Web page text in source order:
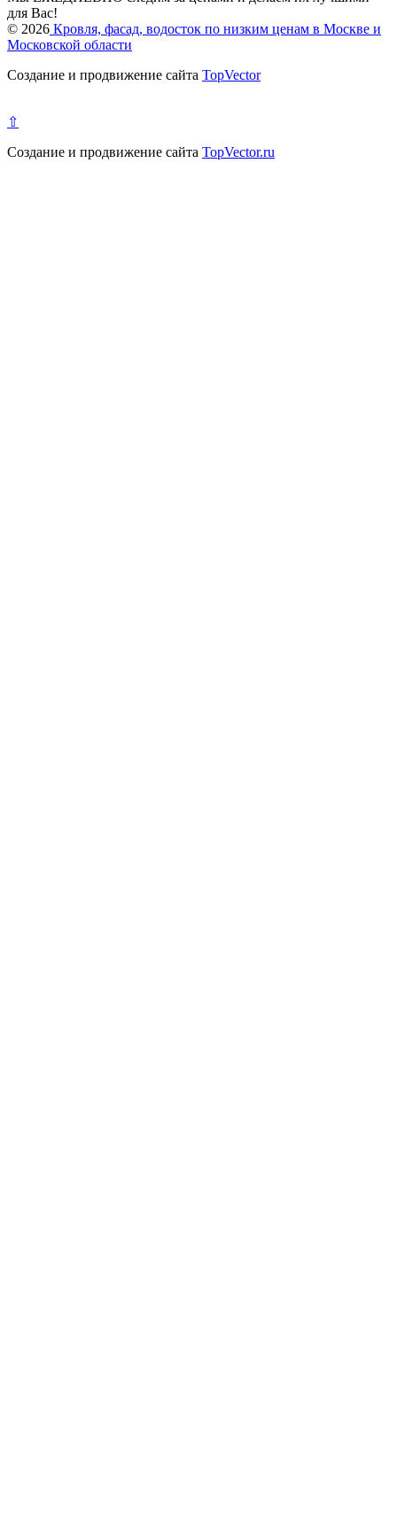
для Вас!
© 2026 Кровля, фасад, водосток по низким ценам в Москве и
Московской области
Создание и продвижение сайта TopVector
⇧
Создание и продвижение сайта TopVector.ru